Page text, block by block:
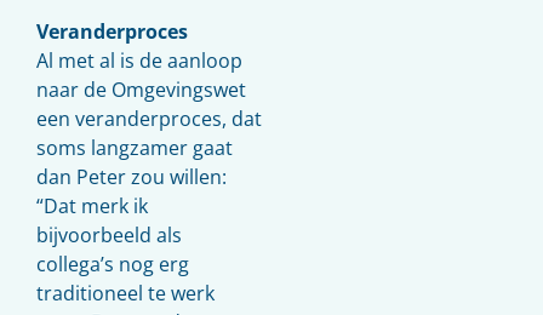
Veranderproces
Al met al is de aanloop
naar de Omgevingswet
een veranderproces, dat
soms langzamer gaat
dan Peter zou willen:
“Dat merk ik
bijvoorbeeld als
collega’s nog erg
traditioneel te werk